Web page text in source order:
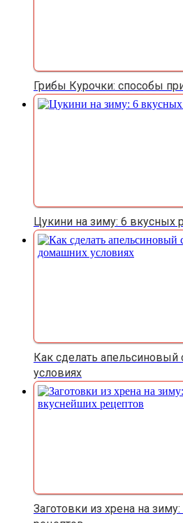
Грибы Курочки: способы
Цукини на зиму: 6 вкусных
Как сделать
условиях
Заготовки из хрена на